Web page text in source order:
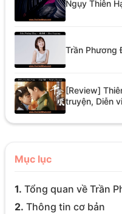
Ngụy Thiên
Trần Phương
[Review]
truyện, Diễn
Mục lục
1. Tổng quan về Trần
2. Thông tin cơ bản